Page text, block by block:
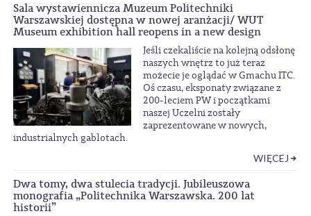
Sala wystawiennicza Muzeum Politechniki
Warszawskiej dostępna w nowej aranżacji/ WUT
Museum exhibition hall reopens in a new design
Jeśli czekaliście na kolejną odsłonę
naszych wnętrz to już teraz
możecie je oglądać w Gmachu ITC.
Oś czasu, eksponaty związane z
200-leciem PW i początkami
naszej Uczelni zostały
zaprezentowane w nowych,
industrialnych gablotach.
WIĘCEJ
Dwa tomy, dwa stulecia tradycji. Jubileuszowa
monografia „Politechnika Warszawska. 200 lat
historii”